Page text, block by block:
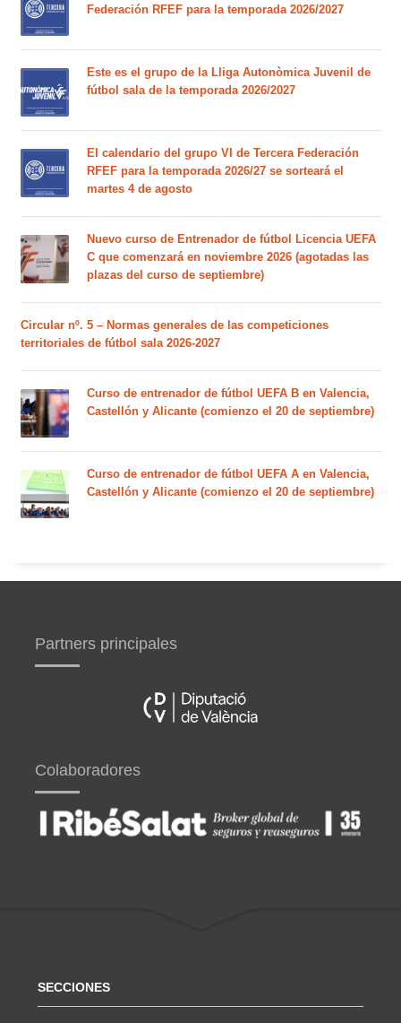
Federación RFEF para la temporada 2026/2027
Este es el grupo de la Lliga Autonòmica Juvenil de
fútbol sala de la temporada 2026/2027
El calendario del grupo VI de Tercera Federación
RFEF para la temporada 2026/27 se sorteará el
martes 4 de agosto
Nuevo curso de Entrenador de fútbol Licencia UEFA
C que comenzará en noviembre 2026 (agotadas las
plazas del curso de septiembre)
Circular nº. 5 – Normas generales de las competiciones
territoriales de fútbol sala 2026-2027
Curso de entrenador de fútbol UEFA B en Valencia,
Castellón y Alicante (comienzo el 20 de septiembre)
Curso de entrenador de fútbol UEFA A en Valencia,
Castellón y Alicante (comienzo el 20 de septiembre)
Partners principales
Colaboradores
SECCIONES